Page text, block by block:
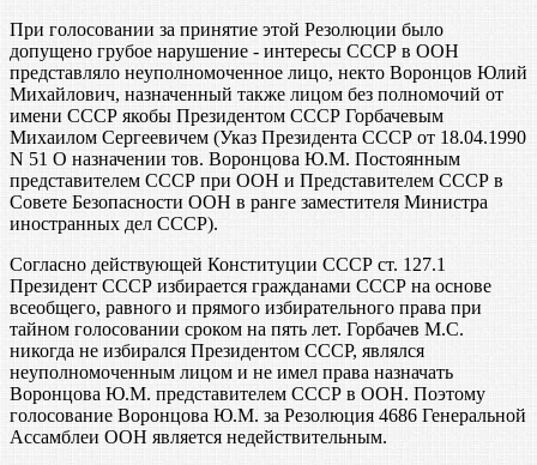
При голосовании за принятие этой Резолюции было
допущено грубое нарушение - интересы СССР в ООН
представляло неуполномоченное лицо, некто Воронцов Юлий
Михайлович, назначенный также лицом без полномочий от
имени СССР якобы Президентом СССР Горбачевым
Михаилом Сергеевичем (Указ Президента СССР от 18.04.1990
N 51 О назначении тов. Воронцова Ю.М. Постоянным
представителем СССР при ООН и Представителем СССР в
Совете Безопасности ООН в ранге заместителя Министра
иностранных дел СССР).
Согласно действующей Конституции СССР ст. 127.1
Президент СССР избирается гражданами СССР на основе
всеобщего, равного и прямого избирательного права при
тайном голосовании сроком на пять лет. Горбачев М.С.
никогда не избирался Президентом СССР, являлся
неуполномоченным лицом и не имел права назначать
Воронцова Ю.М. представителем СССР в ООН. Поэтому
голосование Воронцова Ю.М. за Резолюция 4686 Генеральной
Ассамблеи ООН является недействительным.